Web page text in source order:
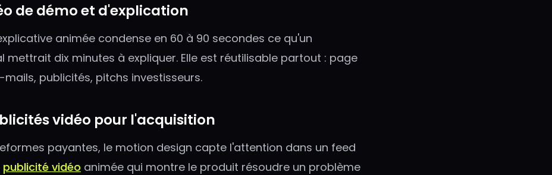
de démo et d'explication
animée condense en 60 à 90 secondes ce qu'un
mettrait dix minutes à expliquer. Elle est réutilisable partout : page
mails, publicités, pitchs investisseurs.
vidéo pour l'acquisition
payantes, le motion design capte l'attention dans un feed
publicité vidéo animée qui montre le produit résoudre un problème